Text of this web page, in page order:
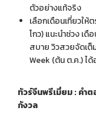
ตัวอย่างแท้จริง
เลือกเดือนเที่ยวให้
โกว) แนะนำช่วง เ
สบาย วิวสวยจัดเต็
Week (ต้น ต.ค.) ไ
ทัวร์จีนพรีเมี่ยม: คำ
กังวล